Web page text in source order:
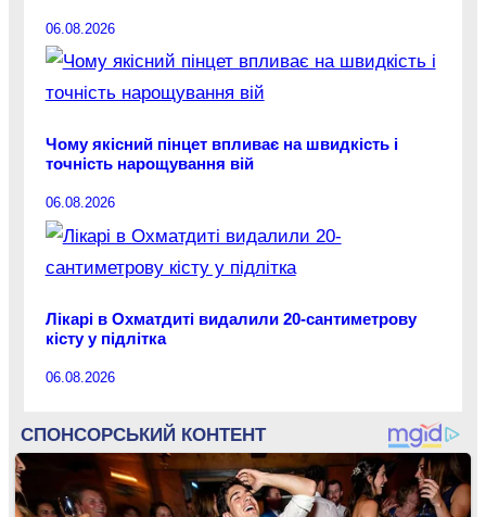
06.08.2026
Чому якісний пінцет впливає на швидкість і
точність нарощування вій
06.08.2026
Лікарі в Охматдиті видалили 20-сантиметрову
кісту у підлітка
06.08.2026